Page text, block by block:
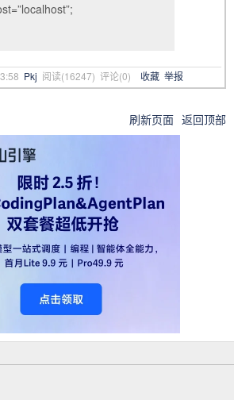
Pkj 阅读(16247) 评论(0) 收藏 举报
刷新页面 返回顶部